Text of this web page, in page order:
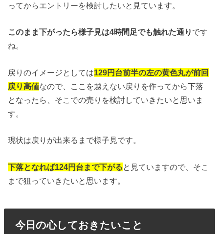
ってからエントリーを検討したいと見ています。
このまま下がったら様子見は4時間足でも触れた通り です
ね。
戻りのイメージとしては129円台前半の左の黄色丸が前回
戻り高値なので、ここを越えない戻りを作ってから下落
となったら、そこでの売りを検討していきたいと思いま
す。
現状は戻りが出来るまで様子見です。
下落となれば124円台まで下がる と見ていますので、そこ
まで狙っていきたいと思います。
今日の心しておきたいこと